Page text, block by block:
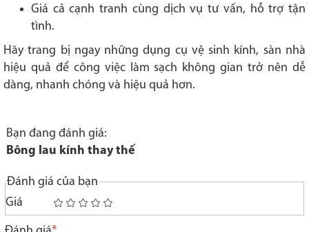
Giá cả cạnh tranh cùng dịch vụ tư vấn, hỗ trợ tận
tình.
Hãy trang bị ngay những dụng cụ vệ sinh kính, sàn nhà
hiệu quả để công việc làm sạch không gian trở nên dễ
dàng, nhanh chóng và hiệu quả hơn.
Bạn đang đánh giá:
Bông lau kính thay thế
Đánh giá của bạn
Giá
1
star
2
stars
3
stars
4
stars
5
stars